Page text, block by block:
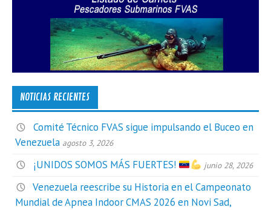
NOTICIAS RECIENTES
Comité Técnico FVAS sigue impulsando el Buceo en
Venezuela agosto 3, 2026
¡UNIDOS SOMOS MÁS FUERTES! junio 28, 2026
Venezuela reescribe su Historia en el Campeonato
Mundial de Apnea Indoor CMAS 2026 en Novi Sad,